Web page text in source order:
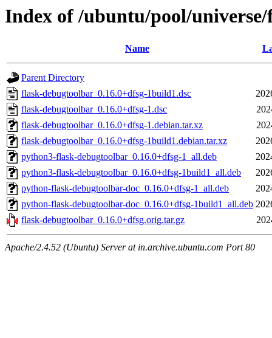
Index of /ubuntu/pool/
Name
Parent Directory
flask-debugtoolbar_0.16.0+dfsg-1build1.dsc
flask-debugtoolbar_0.16.0+dfsg-1.dsc
flask-debugtoolbar_0.16.0+dfsg-1.debian.tar.xz
flask-debugtoolbar_0.16.0+dfsg-1build1.debian.tar.xz
python3-flask-debugtoolbar_0.16.0+dfsg-1_all.deb
python3-flask-debugtoolbar_0.16.0+dfsg-1build1_all.deb
python-flask-debugtoolbar-doc_0.16.0+dfsg-1_all.deb
python-flask-debugtoolbar-doc_0.16.0+dfsg-1build1_all.deb
flask-debugtoolbar_0.16.0+dfsg.orig.tar.gz
Apache/2.4.52 (Ubuntu) Server at in.archive.ubuntu.com Port 80